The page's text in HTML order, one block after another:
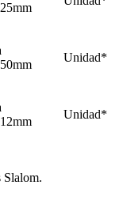
Unidad*
Unidad*
Slalom.